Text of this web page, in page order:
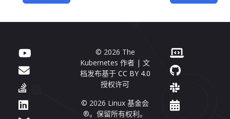
© 2026 The
Kubernetes 作者 | 文
档发布基于 CC BY 4.0
授权许可
© 2026 Linux 基金会
®。保留所有权利。